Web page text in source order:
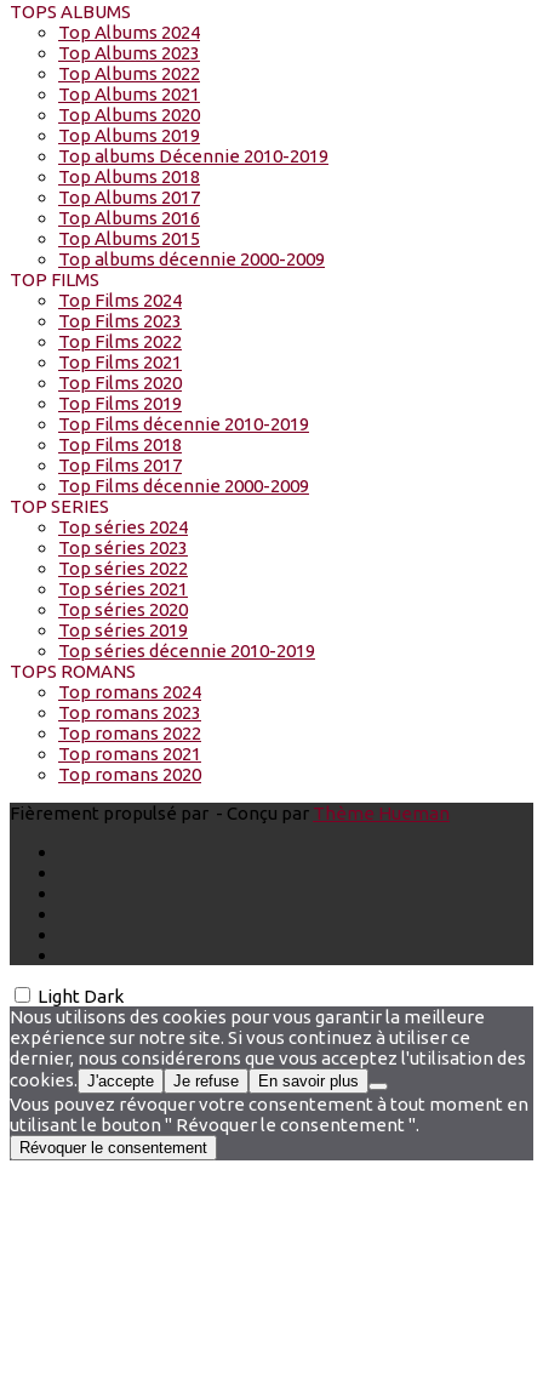
TOPS ALBUMS
Top Albums 2024
Top Albums 2023
Top Albums 2022
Top Albums 2021
Top Albums 2020
Top Albums 2019
Top albums Décennie 2010-2019
Top Albums 2018
Top Albums 2017
Top Albums 2016
Top Albums 2015
Top albums décennie 2000-2009
TOP FILMS
Top Films 2024
Top Films 2023
Top Films 2022
Top Films 2021
Top Films 2020
Top Films 2019
Top Films décennie 2010-2019
Top Films 2018
Top Films 2017
Top Films décennie 2000-2009
TOP SERIES
Top séries 2024
Top séries 2023
Top séries 2022
Top séries 2021
Top séries 2020
Top séries 2019
Top séries décennie 2010-2019
TOPS ROMANS
Top romans 2024
Top romans 2023
Top romans 2022
Top romans 2021
Top romans 2020
Fièrement propulsé par - Conçu par Thème Hueman
Light Dark
Nous utilisons des cookies pour vous garantir la meilleure
expérience sur notre site. Si vous continuez à utiliser ce
dernier, nous considérerons que vous acceptez l'utilisation des
cookies. J'accepte Je refuse En savoir plus
Vous pouvez révoquer votre consentement à tout moment en
utilisant le bouton " Révoquer le consentement ".
Révoquer le consentement